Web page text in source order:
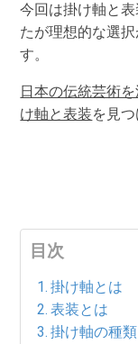
今回は掛け軸と
たが理想的な選
す。
日本の伝統芸術
け軸と表装を見つ
目次
掛け軸とは
表装とは
掛け軸の種